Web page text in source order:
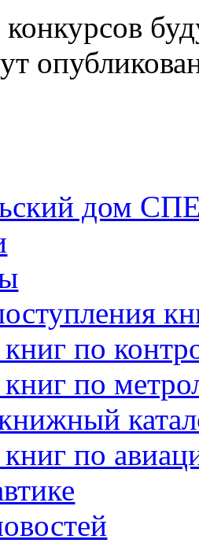
дом
книг по
книг по
книг по